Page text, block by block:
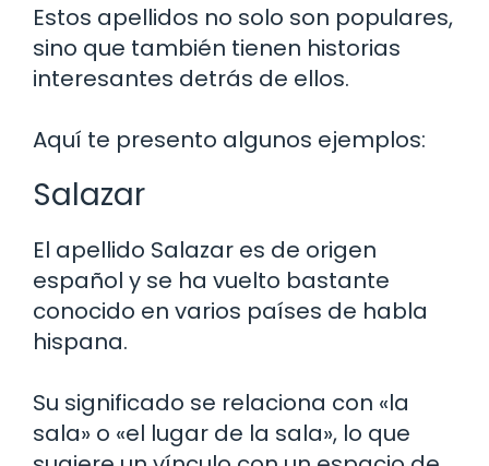
Estos apellidos no solo son populares,
sino que también tienen historias
interesantes detrás de ellos.
Aquí te presento algunos ejemplos:
Salazar
El apellido Salazar es de origen
español y se ha vuelto bastante
conocido en varios países de habla
hispana.
Su significado se relaciona con «la
sala» o «el lugar de la sala», lo que